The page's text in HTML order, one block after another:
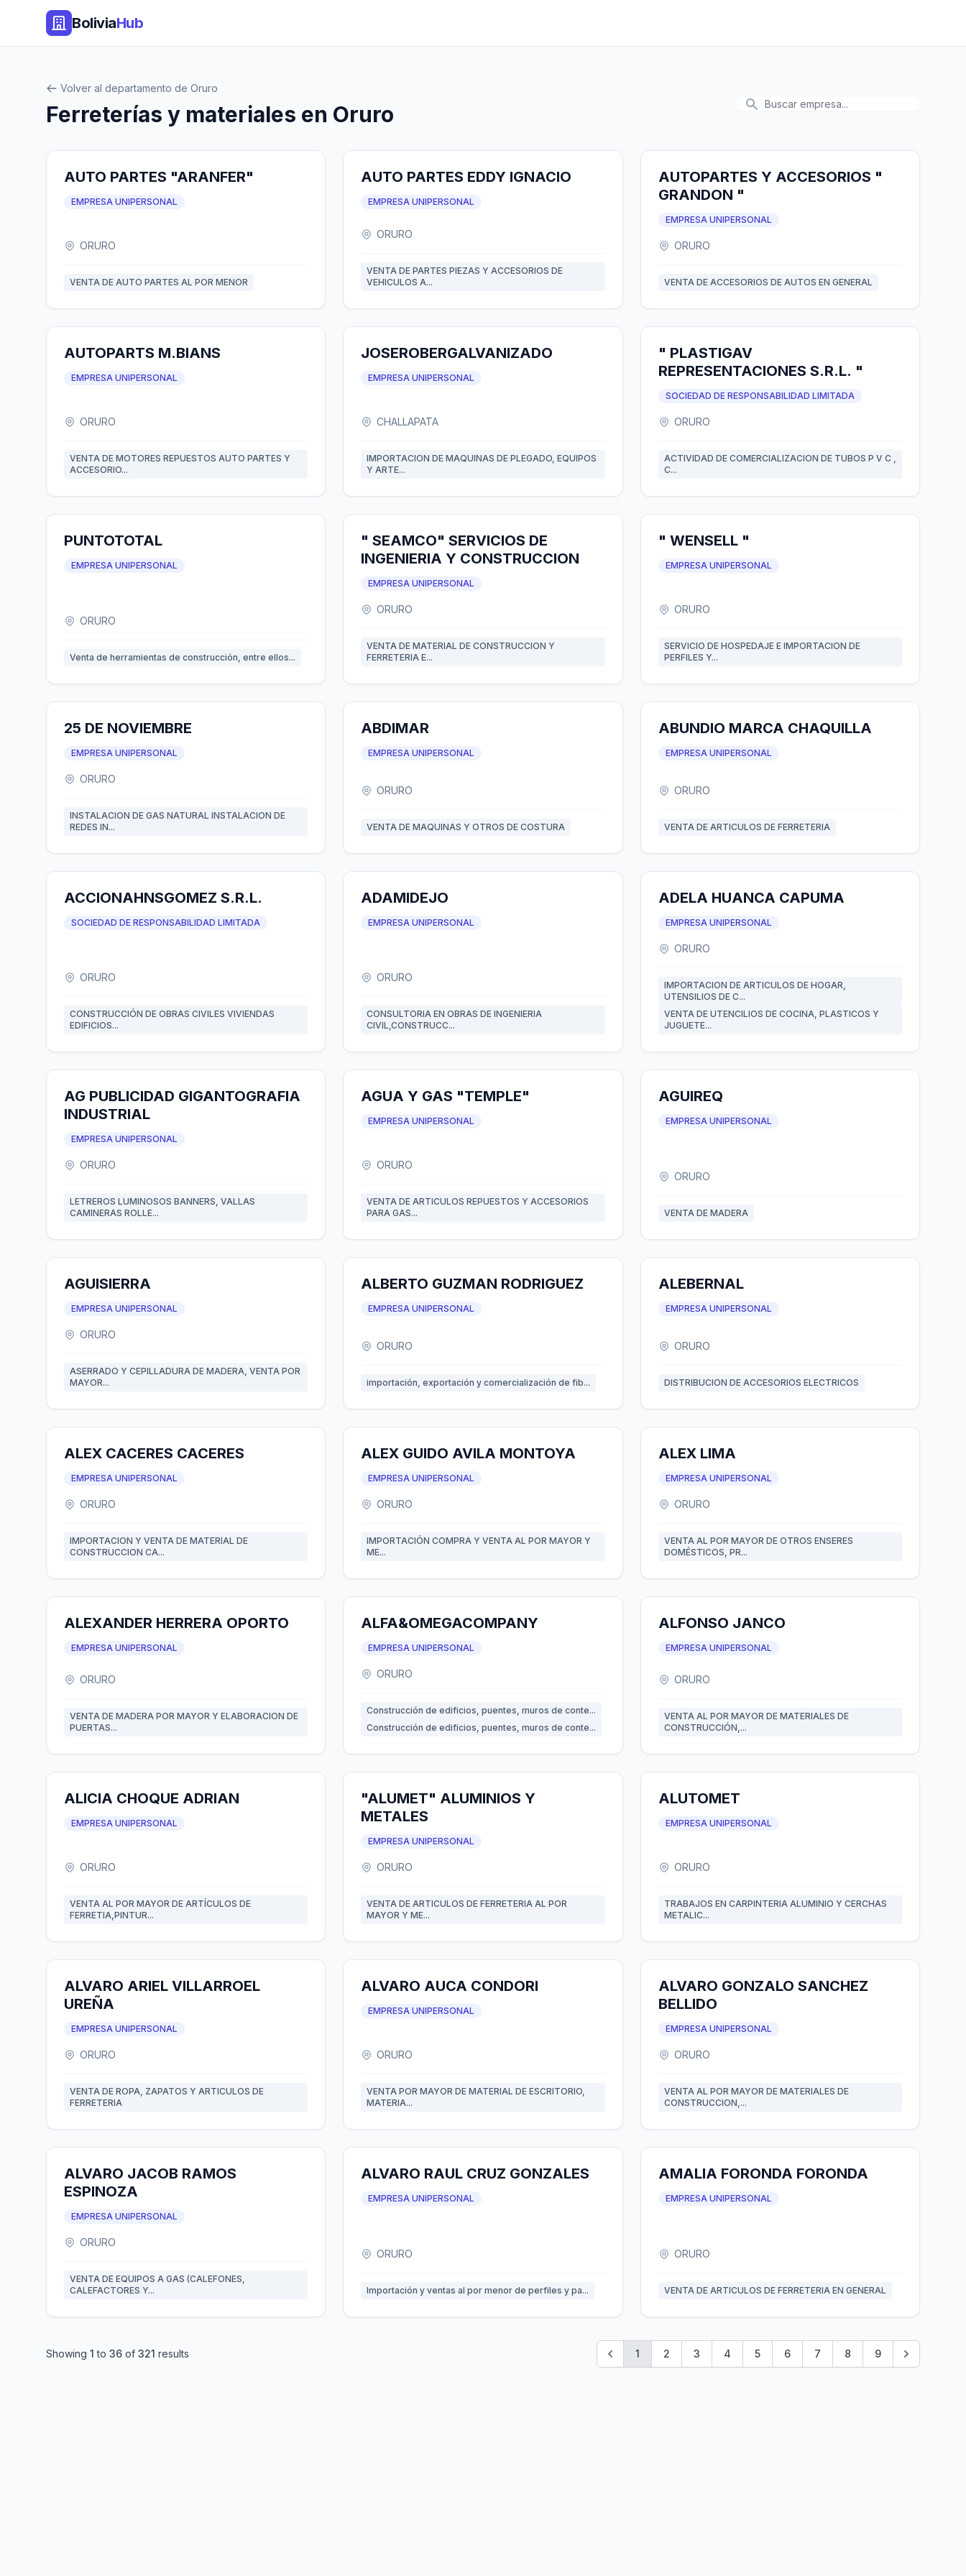
BoliviaHub
Volver al departamento de Oruro
Ferreterías y materiales en Oruro
AUTO PARTES "ARANFER"
EMPRESA UNIPERSONAL
ORURO
VENTA DE AUTO PARTES AL POR MENOR
AUTO PARTES EDDY IGNACIO
EMPRESA UNIPERSONAL
ORURO
VENTA DE PARTES PIEZAS Y ACCESORIOS DE
VEHICULOS A...
AUTOPARTES Y ACCESORIOS "
GRANDON "
EMPRESA UNIPERSONAL
ORURO
VENTA DE ACCESORIOS DE AUTOS EN GENERAL
AUTOPARTS M.BIANS
EMPRESA UNIPERSONAL
ORURO
VENTA DE MOTORES REPUESTOS AUTO PARTES Y
ACCESORIO...
JOSEROBERGALVANIZADO
EMPRESA UNIPERSONAL
CHALLAPATA
IMPORTACION DE MAQUINAS DE PLEGADO, EQUIPOS
Y ARTE...
" PLASTIGAV
REPRESENTACIONES S.R.L. "
SOCIEDAD DE RESPONSABILIDAD LIMITADA
ORURO
ACTIVIDAD DE COMERCIALIZACION DE TUBOS P V C ,
C...
PUNTOTOTAL
EMPRESA UNIPERSONAL
ORURO
Venta de herramientas de construcción, entre ellos...
" SEAMCO" SERVICIOS DE
INGENIERIA Y CONSTRUCCION
EMPRESA UNIPERSONAL
ORURO
VENTA DE MATERIAL DE CONSTRUCCION Y
FERRETERIA E...
" WENSELL "
EMPRESA UNIPERSONAL
ORURO
SERVICIO DE HOSPEDAJE E IMPORTACION DE
PERFILES Y...
25 DE NOVIEMBRE
EMPRESA UNIPERSONAL
ORURO
INSTALACION DE GAS NATURAL INSTALACION DE
REDES IN...
ABDIMAR
EMPRESA UNIPERSONAL
ORURO
VENTA DE MAQUINAS Y OTROS DE COSTURA
ABUNDIO MARCA CHAQUILLA
EMPRESA UNIPERSONAL
ORURO
VENTA DE ARTICULOS DE FERRETERIA
ACCIONAHNSGOMEZ S.R.L.
SOCIEDAD DE RESPONSABILIDAD LIMITADA
ORURO
CONSTRUCCIÓN DE OBRAS CIVILES VIVIENDAS
EDIFICIOS...
ADAMIDEJO
EMPRESA UNIPERSONAL
ORURO
CONSULTORIA EN OBRAS DE INGENIERIA
CIVIL,CONSTRUCC...
ADELA HUANCA CAPUMA
EMPRESA UNIPERSONAL
ORURO
IMPORTACION DE ARTICULOS DE HOGAR,
UTENSILIOS DE C...
VENTA DE UTENCILIOS DE COCINA, PLASTICOS Y
JUGUETE...
AG PUBLICIDAD GIGANTOGRAFIA
INDUSTRIAL
EMPRESA UNIPERSONAL
ORURO
LETREROS LUMINOSOS BANNERS, VALLAS
CAMINERAS ROLLE...
AGUA Y GAS "TEMPLE"
EMPRESA UNIPERSONAL
ORURO
VENTA DE ARTICULOS REPUESTOS Y ACCESORIOS
PARA GAS...
AGUIREQ
EMPRESA UNIPERSONAL
ORURO
VENTA DE MADERA
AGUISIERRA
EMPRESA UNIPERSONAL
ORURO
ASERRADO Y CEPILLADURA DE MADERA, VENTA POR
MAYOR...
ALBERTO GUZMAN RODRIGUEZ
EMPRESA UNIPERSONAL
ORURO
importación, exportación y comercialización de fib...
ALEBERNAL
EMPRESA UNIPERSONAL
ORURO
DISTRIBUCION DE ACCESORIOS ELECTRICOS
ALEX CACERES CACERES
EMPRESA UNIPERSONAL
ORURO
IMPORTACION Y VENTA DE MATERIAL DE
CONSTRUCCION CA...
ALEX GUIDO AVILA MONTOYA
EMPRESA UNIPERSONAL
ORURO
IMPORTACIÓN COMPRA Y VENTA AL POR MAYOR Y
ME...
ALEX LIMA
EMPRESA UNIPERSONAL
ORURO
VENTA AL POR MAYOR DE OTROS ENSERES
DOMÉSTICOS, PR...
ALEXANDER HERRERA OPORTO
EMPRESA UNIPERSONAL
ORURO
VENTA DE MADERA POR MAYOR Y ELABORACION DE
PUERTAS...
ALFA&OMEGACOMPANY
EMPRESA UNIPERSONAL
ORURO
Construcción de edificios, puentes, muros de conte...
Construcción de edificios, puentes, muros de conte...
ALFONSO JANCO
EMPRESA UNIPERSONAL
ORURO
VENTA AL POR MAYOR DE MATERIALES DE
CONSTRUCCIÓN,...
ALICIA CHOQUE ADRIAN
EMPRESA UNIPERSONAL
ORURO
VENTA AL POR MAYOR DE ARTÍCULOS DE
FERRETIA,PINTUR...
"ALUMET" ALUMINIOS Y
METALES
EMPRESA UNIPERSONAL
ORURO
VENTA DE ARTICULOS DE FERRETERIA AL POR
MAYOR Y ME...
ALUTOMET
EMPRESA UNIPERSONAL
ORURO
TRABAJOS EN CARPINTERIA ALUMINIO Y CERCHAS
METALIC...
ALVARO ARIEL VILLARROEL
UREÑA
EMPRESA UNIPERSONAL
ORURO
VENTA DE ROPA, ZAPATOS Y ARTICULOS DE
FERRETERIA
ALVARO AUCA CONDORI
EMPRESA UNIPERSONAL
ORURO
VENTA POR MAYOR DE MATERIAL DE ESCRITORIO,
MATERIA...
ALVARO GONZALO SANCHEZ
BELLIDO
EMPRESA UNIPERSONAL
ORURO
VENTA AL POR MAYOR DE MATERIALES DE
CONSTRUCCION,...
ALVARO JACOB RAMOS
ESPINOZA
EMPRESA UNIPERSONAL
ORURO
VENTA DE EQUIPOS A GAS (CALEFONES,
CALEFACTORES Y...
ALVARO RAUL CRUZ GONZALES
EMPRESA UNIPERSONAL
ORURO
Importación y ventas al por menor de perfiles y pa...
AMALIA FORONDA FORONDA
EMPRESA UNIPERSONAL
ORURO
VENTA DE ARTICULOS DE FERRETERIA EN GENERAL
Showing 1 to 36 of 321 results 1 2 3 4 5 6 7 8 9